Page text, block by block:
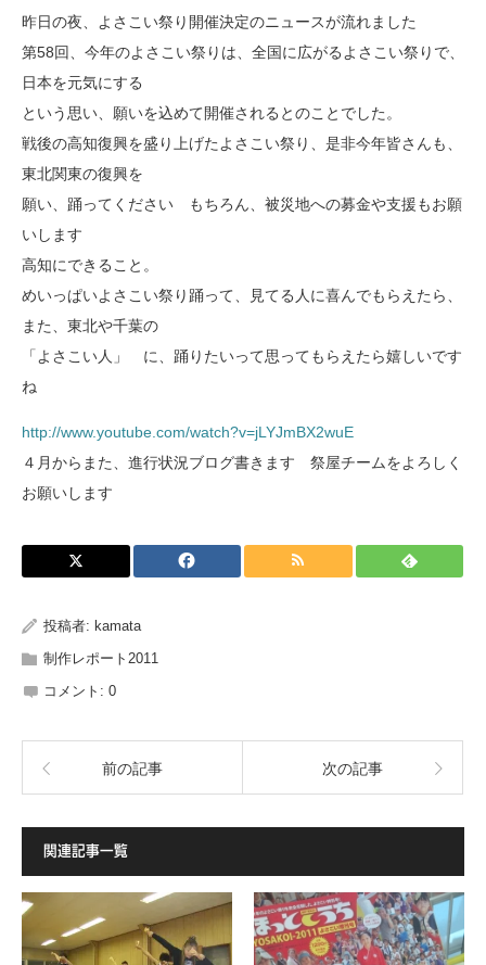
昨日の夜、よさこい祭り開催決定のニュースが流れました
第58回、今年のよさこい祭りは、全国に広がるよさこい祭りで、
日本を元気にする
という思い、願いを込めて開催されるとのことでした。
戦後の高知復興を盛り上げたよさこい祭り、是非今年皆さんも、
東北関東の復興を
願い、踊ってください もちろん、被災地への募金や支援もお願
いします
高知にできること。
めいっぱいよさこい祭り踊って、見てる人に喜んでもらえたら、
また、東北や千葉の
「よさこい人」 に、踊りたいって思ってもらえたら嬉しいです
ね
http://www.youtube.com/watch?v=jLYJmBX2wuE
４月からまた、進行状況ブログ書きます 祭屋チームをよろしく
お願いします
投稿者: kamata
制作レポート2011
コメント: 0
前の記事 次の記事
関連記事一覧